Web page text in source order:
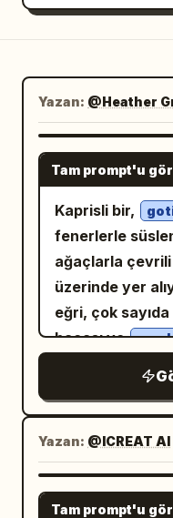
Yazan: @Heather
Tam prompt'u gör
Kaprisli bir,
fenerlerle
ağaçlarla
üzerinde yer
eğri, çok
bacası ve
merdiven,
ağacın açıkta
gizlenmiş bir
doğru kıvrılarak
Yazan: @ICREAT AI
Tam prompt'u gör